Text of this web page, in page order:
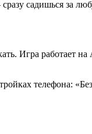
садишься за
Игра работает
телефона: